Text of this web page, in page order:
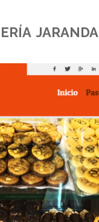
JARANDA